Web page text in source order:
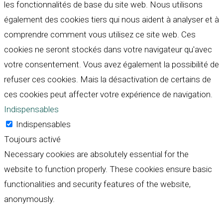
les fonctionnalités de base du site web. Nous utilisons
également des cookies tiers qui nous aident à analyser et à
comprendre comment vous utilisez ce site web. Ces
cookies ne seront stockés dans votre navigateur qu'avec
votre consentement. Vous avez également la possibilité de
refuser ces cookies. Mais la désactivation de certains de
ces cookies peut affecter votre expérience de navigation.
Indispensables
Indispensables
Toujours activé
Necessary cookies are absolutely essential for the
website to function properly. These cookies ensure basic
functionalities and security features of the website,
anonymously.